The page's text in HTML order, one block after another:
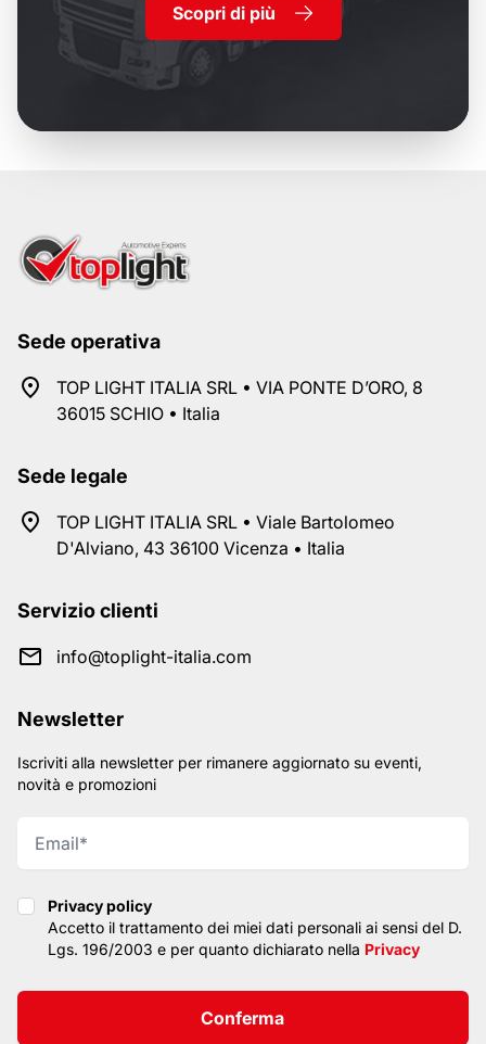
Scopri di più
Sede operativa
TOP LIGHT ITALIA SRL • VIA PONTE D’ORO, 8
36015 SCHIO • Italia
Sede legale
TOP LIGHT ITALIA SRL • Viale Bartolomeo
D'Alviano, 43 36100 Vicenza • Italia
Servizio clienti
info@toplight-italia.com
Newsletter
Iscriviti alla newsletter per rimanere aggiornato su eventi,
novità e promozioni
Privacy policy
Privacy policy
Accetto il trattamento dei miei dati personali ai sensi del D.
Lgs. 196/2003 e per quanto dichiarato nella Privacy
Conferma